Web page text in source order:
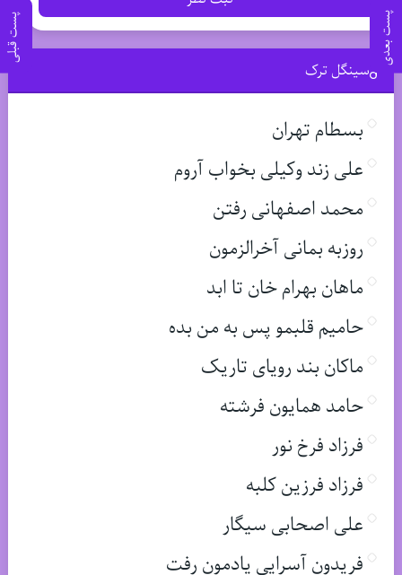
پست بعدی پست قبلی
سینگل ترک
بسطام تهران
علی زند وکیلی بخواب آروم
محمد اصفهانی رفتن
روزبه بمانی آخرالزمون
ماهان بهرام خان تا ابد
حامیم قلبمو پس به من بده
ماکان بند رویای تاریک
حامد همایون فرشته
فرزاد فرخ نور
فرزاد فرزین کلبه
علی اصحابی سیگار
فریدون آسرایی یادمون رفت